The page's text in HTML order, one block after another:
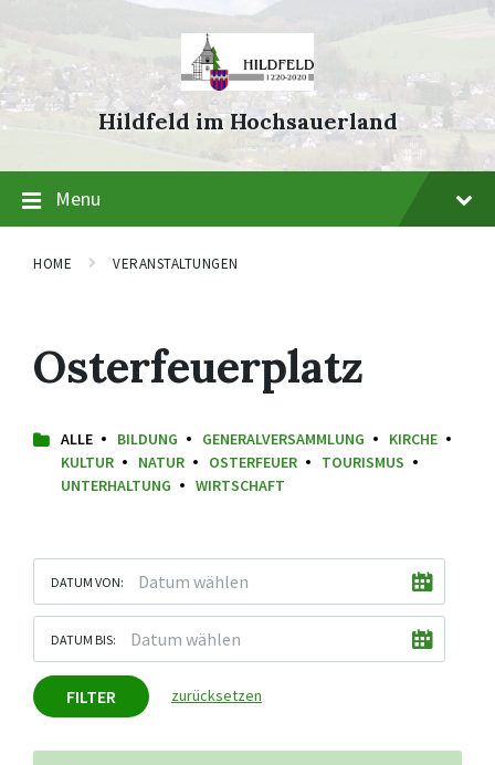
navigation
Hildfeld im Hochsauerland
Menu
HOME VERANSTALTUNGEN
Osterfeuerplatz
ALLE BILDUNG GENERALVERSAMMLUNG
KIRCHE
KULTUR
NATUR OSTERFEUER
TOURISMUS
UNTERHALTUNG
WIRTSCHAFT
DATUM VON:
DATUM BIS:
FILTER zurücksetzen